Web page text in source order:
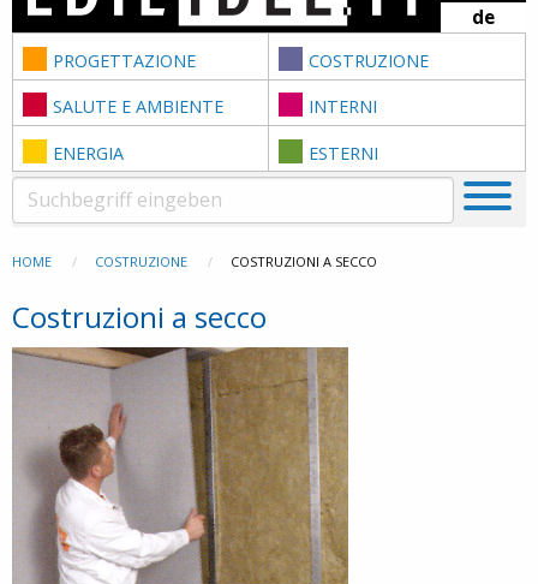
de
PROGETTAZIONE COSTRUZIONE
SALUTE E AMBIENTE INTERNI
ENERGIA ESTERNI
HOME COSTRUZIONE COSTRUZIONI A SECCO
Costruzioni a secco